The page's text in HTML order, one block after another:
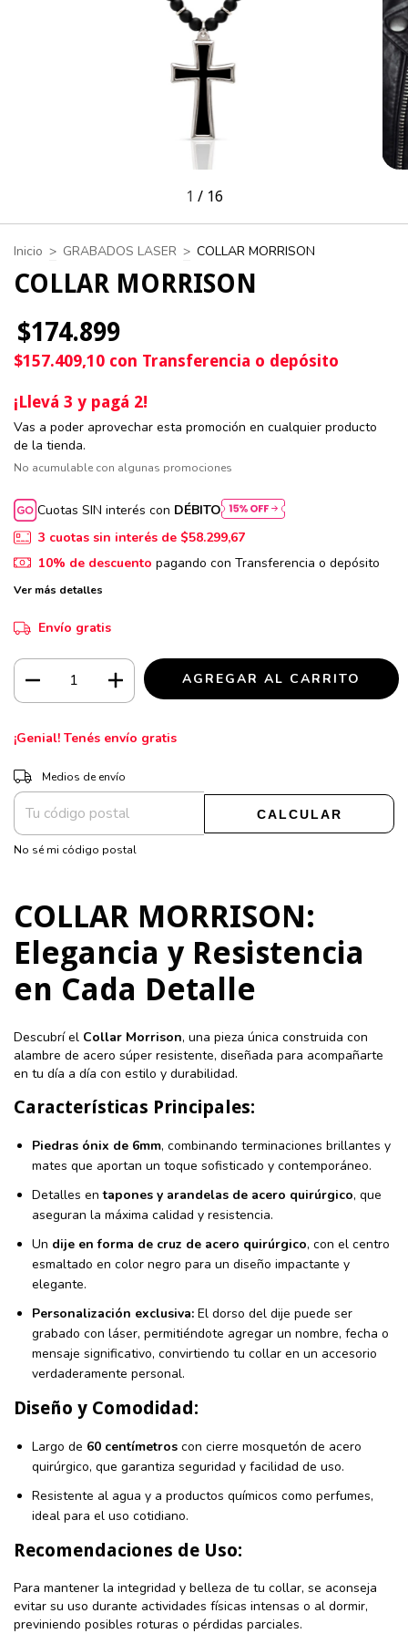
1 / 16
Inicio > GRABADOS LASER > COLLAR MORRISON
COLLAR MORRISON
$174.899
$157.409,10 con Transferencia o depósito
¡Llevá 3 y pagá 2!
Vas a poder aprovechar esta promoción en cualquier producto
de la tienda.
No acumulable con algunas promociones
Cuotas SIN interés con DÉBITO
3 cuotas sin interés de $58.299,67
10% de descuento pagando con Transferencia o depósito
Ver más detalles
Envío gratis
¡Genial! Tenés envío gratis
Entregas para el CP:
Medios de envío
CALCULAR
No sé mi código postal
COLLAR MORRISON:
Elegancia y Resistencia
en Cada Detalle
Descubrí el Collar Morrison, una pieza única construida con
alambre de acero súper resistente, diseñada para acompañarte
en tu día a día con estilo y durabilidad.
Características Principales:
Piedras ónix de 6mm, combinando terminaciones brillantes y
mates que aportan un toque sofisticado y contemporáneo.
Detalles entapones y arandelas de acero quirúrgico, que
aseguran la máxima calidad y resistencia.
Un dije en forma de cruz de acero quirúrgico, con el centro
esmaltado en color negro para un diseño impactante y
elegante.
Personalización exclusiva: El dorso del dije puede ser
grabado con láser, permitiéndote agregar un nombre, fecha o
mensaje significativo, convirtiendo tu collar en un accesorio
verdaderamente personal.
Diseño y Comodidad:
Largo de 60 centímetros con cierre mosquetón de acero
quirúrgico, que garantiza seguridad y facilidad de uso.
Resistente al agua y a productos químicos como perfumes,
ideal para el uso cotidiano.
Recomendaciones de Uso:
Para mantener la integridad y belleza de tu collar, se aconseja
evitar su uso durante actividades físicas intensas o al dormir,
previniendo posibles roturas o pérdidas parciales.